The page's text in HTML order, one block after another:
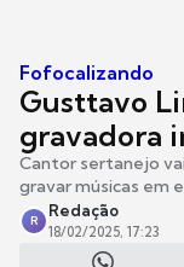
Fofocalizando
Gusttavo
gravadora
Cantor sertanejo
gravar músicas em
R
Redação
18/02/2025, 17:23